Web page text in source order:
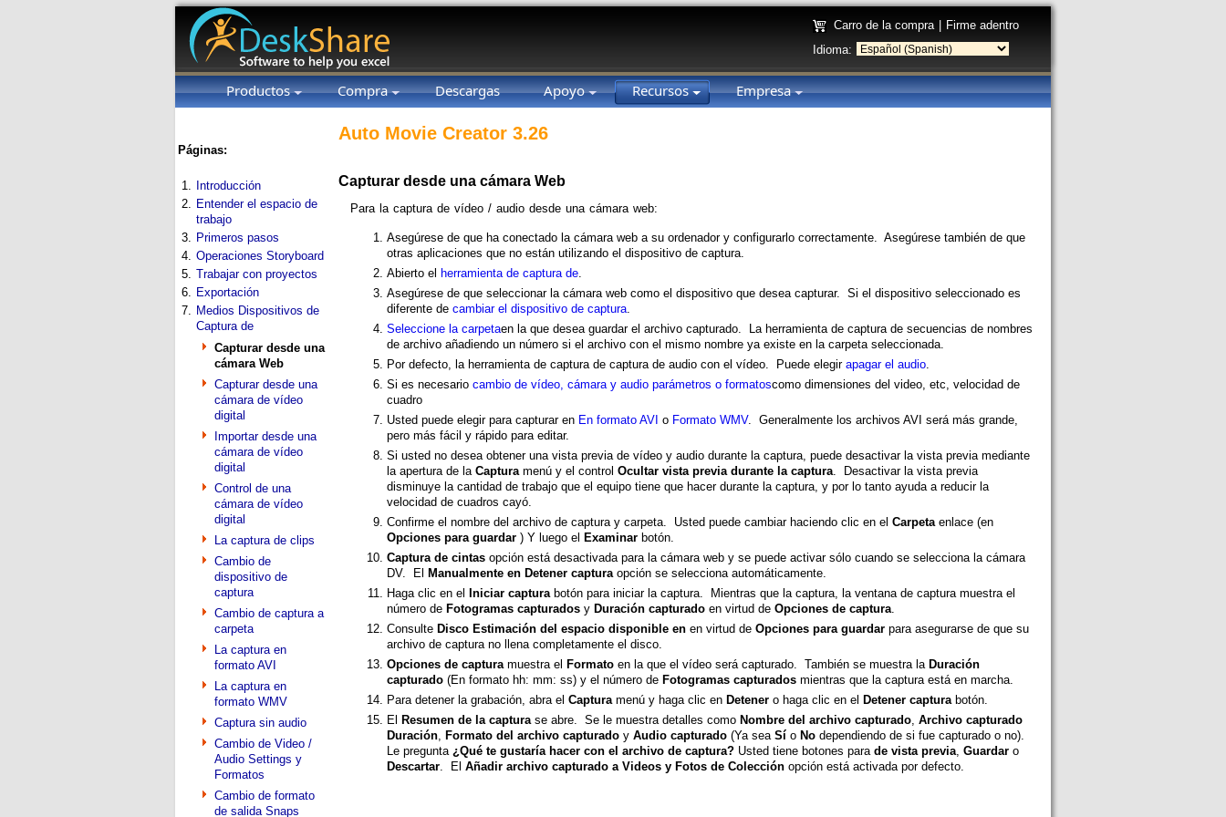
Carro de la compra
Firme adentro
Idioma:
Productos Compra Descargas Apoyo Recursos Empresa
Páginas:
1.
Introducción
2. Entender el espacio de
trabajo
3. Primeros pasos
4. Operaciones Storyboard
5. Trabajar con proyectos
6. Exportación
7. Medios Dispositivos de
Captura de
Capturar desde una
cámara Web
Capturar desde una
cámara de vídeo
digital
Importar desde una
cámara de vídeo
digital
Control de una
cámara de vídeo
digital
La captura de clips
Cambio de
dispositivo de
captura
Cambio de captura a
carpeta
La captura en
formato AVI
La captura en
formato WMV
Captura sin audio
Cambio de Video /
Audio Settings y
Formatos
Cambio de formato
de salida Snaps
Auto Movie Creator 3.26
Capturar desde una cámara Web
Para la captura de vídeo / audio desde una cámara web:
Asegúrese de que ha conectado la cámara web a su ordenador y configurarlo correctamente. Asegúrese también de que
otras aplicaciones que no están utilizando el dispositivo de captura.
Abierto el herramienta de captura de.
Asegúrese de que seleccionar la cámara web como el dispositivo que desea capturar. Si el dispositivo seleccionado es
diferente de cambiar el dispositivo de captura.
Seleccione la carpetaen la que desea guardar el archivo capturado. La herramienta de captura de secuencias de nombres
de archivo añadiendo un número si el archivo con el mismo nombre ya existe en la carpeta seleccionada.
Por defecto, la herramienta de captura de captura de audio con el vídeo. Puede elegir apagar el audio.
Si es necesario cambio de vídeo, cámara y audio parámetros o formatoscomo dimensiones del video, etc, velocidad de
cuadro
Usted puede elegir para capturar en En formato AVI o Formato WMV. Generalmente los archivos AVI será más grande,
pero más fácil y rápido para editar.
Si usted no desea obtener una vista previa de vídeo y audio durante la captura, puede desactivar la vista previa mediante
la apertura de la Capturamenú y el control Ocultar vista previa durante la captura. Desactivar la vista previa
disminuye la cantidad de trabajo que el equipo tiene que hacer durante la captura, y por lo tanto ayuda a reducir la
velocidad de cuadros cayó.
Confirme el nombre del archivo de captura y carpeta. Usted puede cambiar haciendo clic en el Carpetaenlace (en
Opciones para guardar ) Y luego el Examinar botón.
Captura de cintas opción está desactivada para la cámara web y se puede activar sólo cuando se selecciona la cámara
DV. El Manualmente en Detener capturaopción se selecciona automáticamente.
Haga clic en el
Iniciar capturabotón para iniciar la captura. Mientras que la captura, la ventana de captura muestra el
número de Fotogramas capturados y Duración capturado en virtud de Opciones de captura.
Consulte Disco Estimación del espacio disponible en en virtud de Opciones para guardar para asegurarse de que su
archivo de captura no llena completamente el disco.
Opciones de capturamuestra el Formato en la que el vídeo será capturado. También se muestra la Duración
capturado (En formato hh: mm: ss) y el número de Fotogramas capturados mientras que la captura está en marcha.
Para detener la grabación, abra el Capturamenú y haga clic en Detener o haga clic en el Detener capturabotón.
El Resumen de la capturase abre. Se le muestra detalles como Nombre del archivo capturado, Archivo capturado
Duración, Formato del archivo capturado y Audio capturado (Ya sea Sí o No dependiendo de si fue capturado o no).
Le pregunta ¿Qué te gustaría hacer con el archivo de captura? Usted tiene botones para de vista previa, Guardar o
Descartar. El Añadir archivo capturado a Videos y Fotos de Colección opción está activada por defecto.